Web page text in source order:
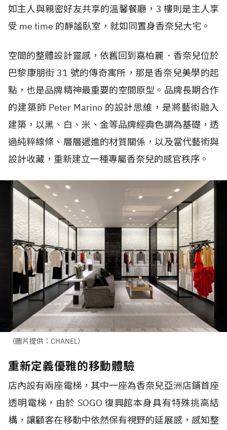
如主人與親密好友共享的溫馨餐廳，3 樓則是主人享
受 me time 的靜謐臥室，就如同置身香奈兒大宅。
空間的整體設計靈感，依舊回到嘉柏麗．香奈兒位於
巴黎康朋街 31 號的傳奇寓所，那是香奈兒美學的起
點，也是品牌精神最重要的空間原型。品牌長期合作
的建築師 Peter Marino 的設計思維，是將藝術融入
建築，以黑、白、米、金等品牌經典色調為基礎，透
過純粹線條、層層遞進的材質關係，以及當代藝術與
設計收藏，重新建立一種專屬香奈兒的感官秩序。
（圖片提供：CHANEL）
重新定義優雅的移動體驗
店內設有兩座電梯，其中一座為香奈兒亞洲店鋪首座
透明電梯，由於 SOGO 復興館本身具有特殊挑高結
構，讓顧客在移動中依然保有視野的延展感，感知整